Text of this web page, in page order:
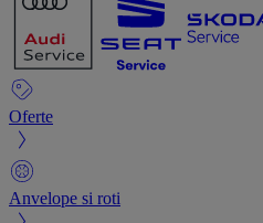
Oferte
Anvelope si roti